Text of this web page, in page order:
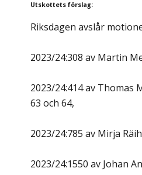
Utskottets förslag:
Riksdagen avslår
2023/24:308 av Martin
2023/24:414 av Thomas
63 och 64,
2023/24:785 av Mirja
2023/24:1550 av Johan